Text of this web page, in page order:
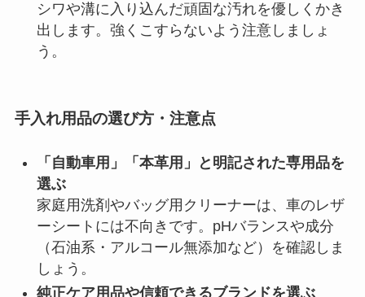
シワや溝に入り込んだ頑固な汚れを優しくかき
出します。強くこすらないよう注意しましょ
う。
手入れ用品の選び方・注意点
「自動車用」「本革用」と明記された専用品を
選ぶ
家庭用洗剤やバッグ用クリーナーは、車のレザ
ーシートには不向きです。pHバランスや成分
（石油系・アルコール無添加など）を確認しま
しょう。
純正ケア用品や信頼できるブランドを選ぶ